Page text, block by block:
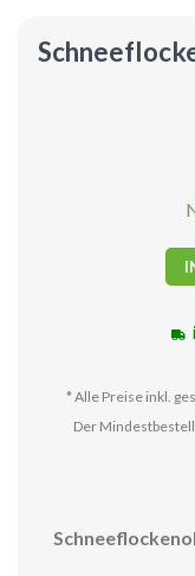
* Alle Preise inkl.
Der